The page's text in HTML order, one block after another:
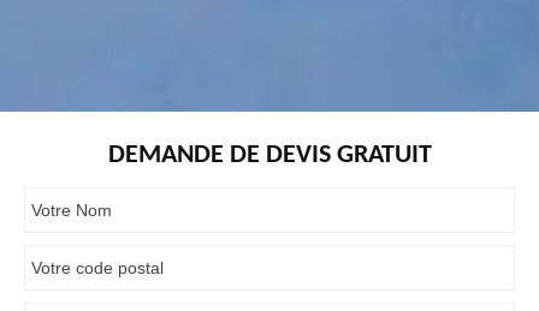
DEMANDE DE DEVIS GRATUIT